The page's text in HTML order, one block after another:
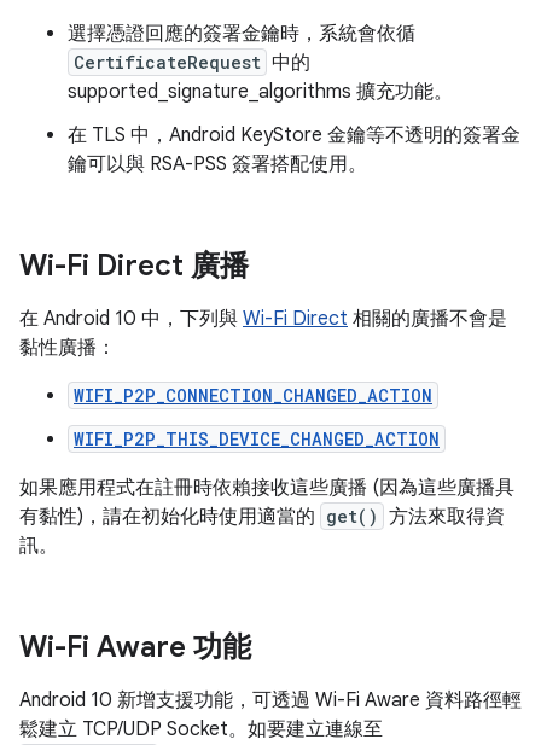
選擇憑證回應的簽署金鑰時，系統會依循
CertificateRequest 中的
supported_signature_algorithms 擴充功能。
在 TLS 中，Android KeyStore 金鑰等不透明的簽署金
鑰可以與 RSA-PSS 簽署搭配使用。
Wi-Fi Direct 廣播
在 Android 10 中，下列與 Wi-Fi Direct 相關的廣播不會是
黏性廣播：
WIFI_P2P_CONNECTION_CHANGED_ACTION
WIFI_P2P_THIS_DEVICE_CHANGED_ACTION
如果應用程式在註冊時依賴接收這些廣播 (因為這些廣播具
有黏性)，請在初始化時使用適當的 get() 方法來取得資
訊。
Wi-Fi Aware 功能
Android 10 新增支援功能，可透過 Wi-Fi Aware 資料路徑輕
鬆建立 TCP/UDP Socket。如要建立連線至